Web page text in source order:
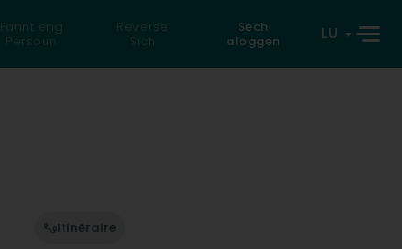
Fannt eng
Persoun
Reverse
Sich
Sech
aloggen
LU
Itinéraire